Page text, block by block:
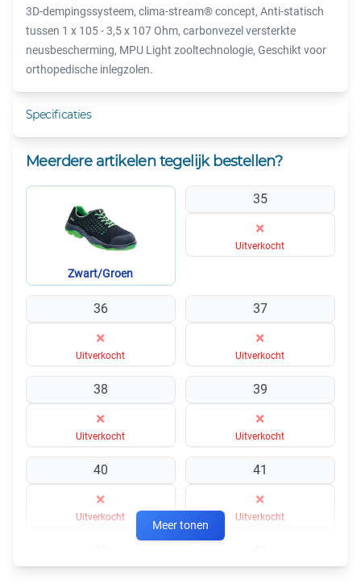
3D-dempingssysteem, clima-stream® concept, Anti-statisch
tussen 1 x 105 - 3,5 x 107 Ohm, carbonvezel versterkte
neusbescherming, MPU Light zooltechnologie, Geschikt voor
orthopedische inlegzolen.
Specificaties
Meerdere artikelen tegelijk bestellen?
Zwart/Groen
35
×
Uitverkocht
36
×
Uitverkocht
37
×
Uitverkocht
38
×
Uitverkocht
39
×
Uitverkocht
40
×
Uitverkocht
41
×
Uitverkocht
Meer tonen